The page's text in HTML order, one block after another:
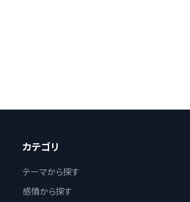
カテゴリ
テーマから探す
感情から探す